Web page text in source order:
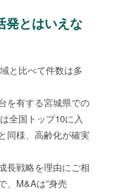
発とはいえな
と比べて件数は多
を有する宮城県での
全国トップ10に入
同様、高齢化が確実
長戦略を理由にご相
、M&Aは”身売